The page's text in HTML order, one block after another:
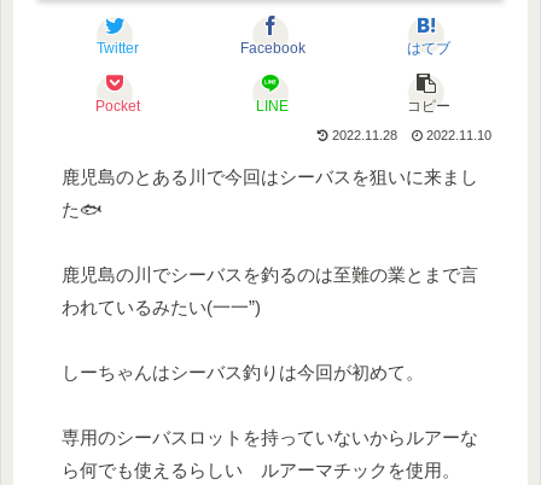
Twitter Facebook はてブ
Pocket LINE コピー
2022.11.28 2022.11.10
鹿児島のとある川で今回はシーバスを狙いに来まし
た🐟
鹿児島の川でシーバスを釣るのは至難の業とまで言
われているみたい(一一”)
しーちゃんはシーバス釣りは今回が初めて。
専用のシーバスロットを持っていないからルアーな
ら何でも使えるらしい ルアーマチックを使用。